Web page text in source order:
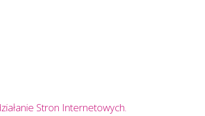
Stron Internetowych.